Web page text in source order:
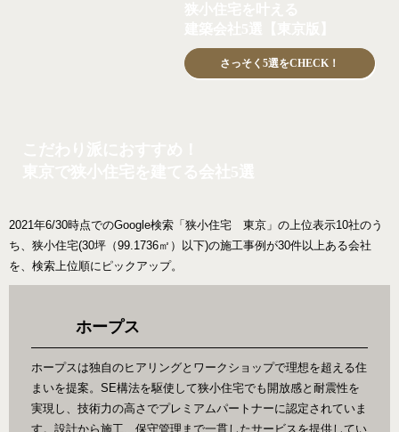
さっそく5選をCHECK！
2021年6/30時点でのGoogle検索「狭小住宅 東京」の上位表示10社のう
ち、狭小住宅(30坪（99.1736㎡）以下)の施工事例が30件以上ある会社
を、検索上位順にピックアップ。
ホープス
ホープスは独自のヒアリングとワークショップで理想を超える住
まいを提案。SE構法を駆使して狭小住宅でも開放感と耐震性を
実現し、技術力の高さでプレミアムパートナーに認定されていま
す。設計から施工、保守管理まで一貫したサービスを提供してい